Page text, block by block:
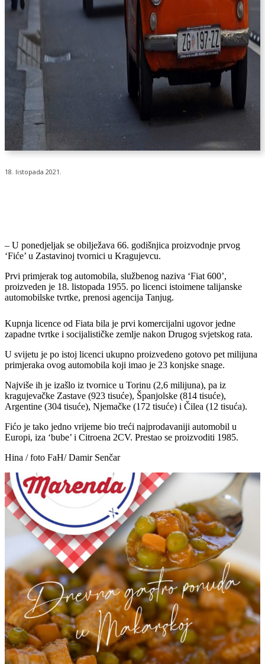
18. listopada 2021.
– U ponedjeljak se obilježava 66. godišnjica proizvodnje prvog
‘Fiće’ u Zastavinoj tvornici u Kragujevcu.
Prvi primjerak tog automobila, službenog naziva ‘Fiat 600’,
proizveden je 18. listopada 1955. po licenci istoimene talijanske
automobilske tvrtke, prenosi agencija Tanjug.
Kupnja licence od Fiata bila je prvi komercijalni ugovor jedne
zapadne tvrtke i socijalističke zemlje nakon Drugog svjetskog rata.
U svijetu je po istoj licenci ukupno proizvedeno gotovo pet milijuna
primjeraka ovog automobila koji imao je 23 konjske snage.
Najviše ih je izašlo iz tvornice u Torinu (2,6 milijuna), pa iz
kragujevačke Zastave (923 tisuće), Španjolske (814 tisuće),
Argentine (304 tisuće), Njemačke (172 tisuće) i Čilea (12 tisuća).
Fićo je tako jedno vrijeme bio treći najprodavaniji automobil u
Europi, iza ‘bube’ i Citroena 2CV. Prestao se proizvoditi 1985.
Hina / foto FaH/ Damir Senčar